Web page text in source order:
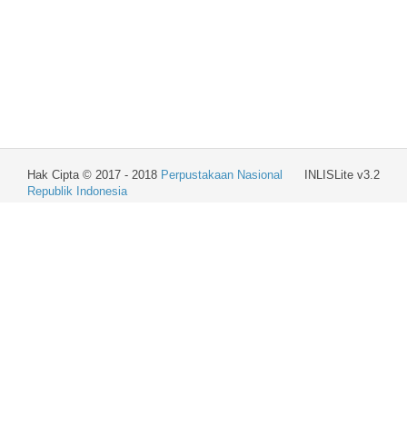
INLISLite v3.2
Hak Cipta © 2017 - 2018 Perpustakaan Nasional
Republik Indonesia